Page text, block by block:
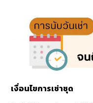
เงื่อนไขการเช่าชุด